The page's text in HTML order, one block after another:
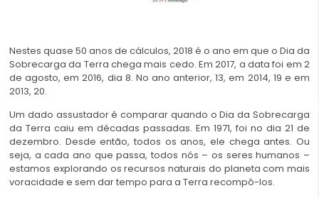
Nestes quase 50 anos de cálculos, 2018 é o ano em que o Dia da
Sobrecarga da Terra chega mais cedo. Em 2017, a data foi em 2
de agosto, em 2016, dia 8. No ano anterior, 13, em 2014, 19 e em
2013, 20.
Um dado assustador é comparar quando o Dia da Sobrecarga
da Terra caiu em décadas passadas. Em 1971, foi no dia 21 de
dezembro. Desde então, todos os anos, ele chega antes. Ou
seja, a cada ano que passa, todos nós – os seres humanos –
estamos explorando os recursos naturais do planeta com mais
voracidade e sem dar tempo para a Terra recompô-los.